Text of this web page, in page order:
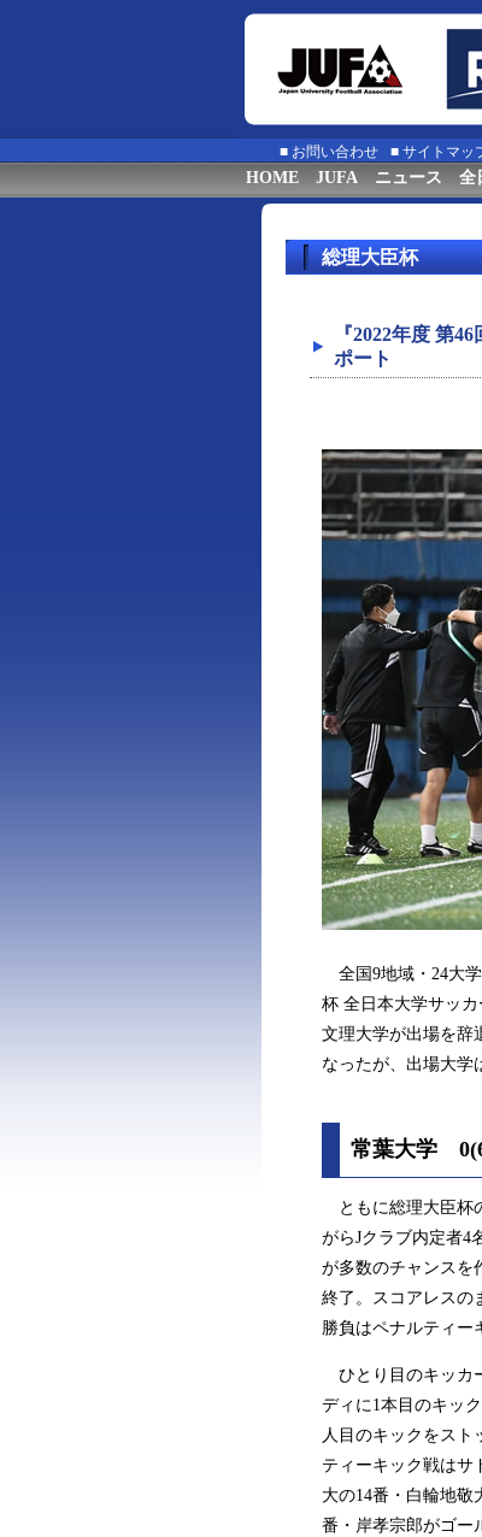
■ お問い合わせ ■ サイトマッ
HOME JUFA ニュース 全
総理大臣杯
『2022年度 第
ポート
全国9地域・24大
杯 全日本大学サッ
文理大学が出場を辞
なったが、出場大学
常葉大学
ともに総理大臣杯
がらJクラブ内定者4
が多数のチャンスを
終了。スコアレスの
勝負はペナルティー
ひとり目のキッカ
ディに1本目のキッ
人目のキックをス
ティーキック戦はサ
大の14番・白輪地敬
番・岸孝宗郎がゴー